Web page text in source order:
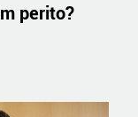
perito?